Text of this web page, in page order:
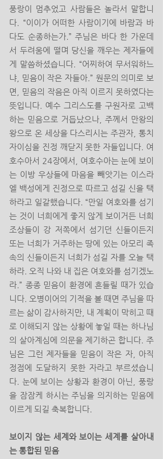
풍랑이 멈추었고 사람들은 놀라서 말합니
다. “이이가 어떠한 사람이기에 바람과 바
다도 순종하는가.” 주님은 바다 한 가운데
서 두려움에 떨며 당신을 깨우는 제자들에
게 말씀하셨습니다. “어찌하여 무서워하느
냐, 믿음이 작은 자들아.” 원문의 의미로 보
면, 믿음의 작음은 아직 이르지 못하였다는
뜻입니다. 예수 그리스도를 구원자로 고백
하는 믿음으로 거듭났으나, 주께서 만왕의
왕으로 온 세상을 다스리시는 주관자, 통치
자이심을 진정 깨닫지 못한 자들입니다. 여
호수아서 24장에서, 여호수아는 눈에 보이
는 이방 우상들에 마음을 빼앗기는 이스라
엘 백성에게 진정으로 따르고 섬길 신을 택
하라고 일갈했습니다. “만일 여호와를 섬기
는 것이 너희에게 좋지 않게 보이거든 너희
조상들이 강 저쪽에서 섬기던 신들이든지
또는 너희가 거주하는 땅에 있는 아모리 족
속의 신들이든지 너희가 섬길 자를 오늘 택
하라. 오직 나와 내 집은 여호와를 섬기겠노
라.” 종종 믿음이 환경에 흔들릴 때가 있습
니다. 오병이어의 기적을 볼 때면 주님을 따
르는 삶이 감사하지만, 내 계획이 막히고 때
로 이해되지 않는 상황에 놓일 때는 하나님
의 살아계심에 의문을 제기하곤 합니다. 주
님은 그런 제자들을 믿음이 작은 자, 아직
정점에 도달하지 못한 자라고 부르셨습니
다. 눈에 보이는 상황과 환경이 아닌, 풍랑
을 잠잠케 하시는 주님을 의지하는 믿음에
이르게 되길 축복합니다.
보이지 않는 세계와 보이는 세계를 살아내
는 통합된 믿음